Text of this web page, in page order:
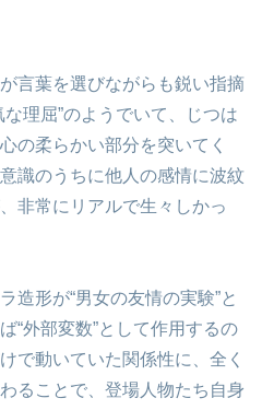
言葉を選びながらも鋭い指摘
理屈”のようでいて、じつは
の柔らかい部分を突いてく
識のうちに他人の感情に波紋
非常にリアルで生々しかっ
造形が“男女の友情の実験”と
“外部変数”として作用するの
で動いていた関係性に、全く
ることで、登場人物たち自身